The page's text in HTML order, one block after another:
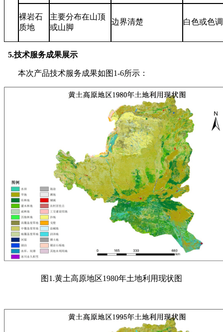
裸岩石
质地
主要分布在山顶
或山脚
边界清楚 白色或色
5.技术服务成果展示
本次产品技术服务成果如图1-6所示：
图1.黄土高原地区1980年土地利用现状图